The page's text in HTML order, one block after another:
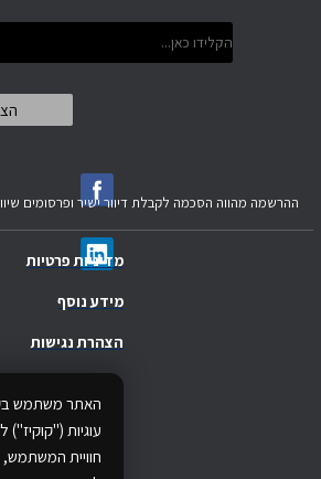
מדיניות פרטיות
האתר משתמש
עוגיות ("קוקיז")
חוויית המשתמש,
מידע נוסף
.
הצהרת נגישות
ההרשמה מהווה הסכמה לקבלת דיוור ישיר ופרסומים